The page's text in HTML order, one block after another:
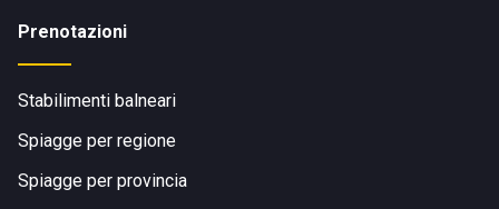
Prenotazioni
Stabilimenti balneari
Spiagge per regione
Spiagge per provincia